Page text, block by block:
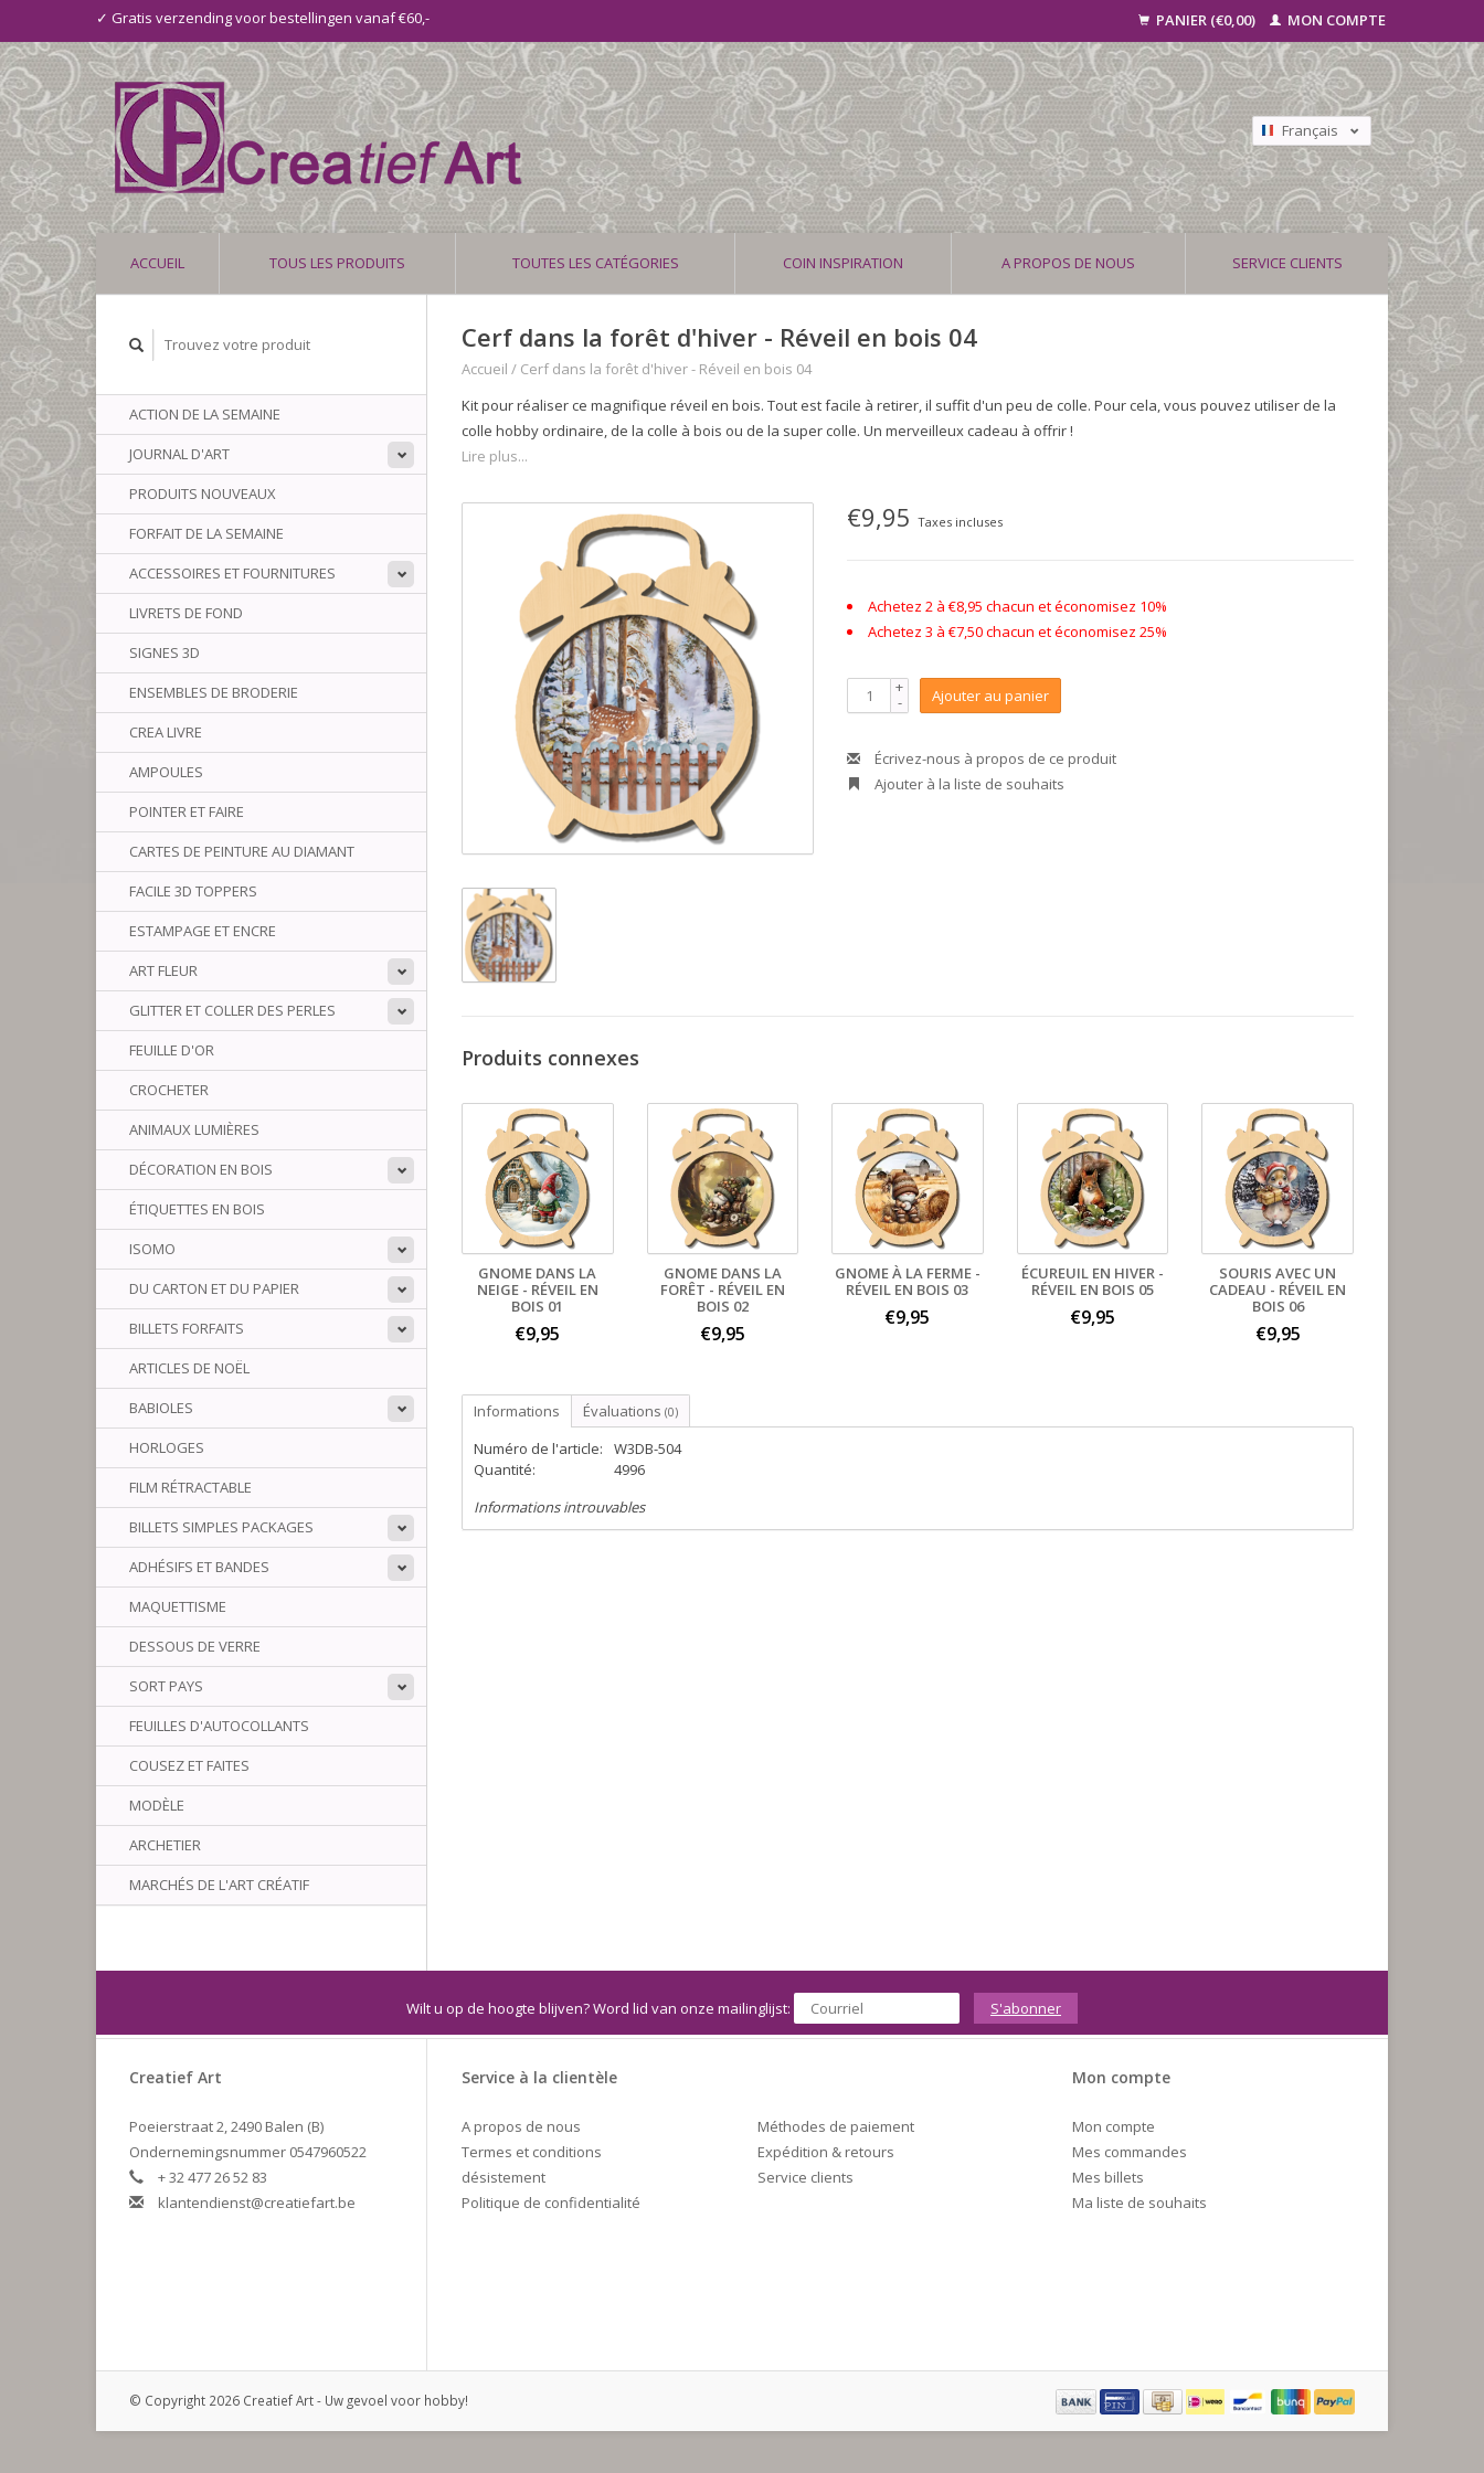
✓ Gratis verzending voor bestellingen vanaf €60,- PANIER (€0,00) MON COMPTE
Français
Nederlands
Deutsch
ACCUEIL TOUS LES PRODUITS TOUTES LES CATÉGORIES COIN INSPIRATION A PROPOS DE NOUS SERVICE CLIENTS
ACTION DE LA SEMAINE
JOURNAL D'ART
PRODUITS NOUVEAUX
FORFAIT DE LA SEMAINE
ACCESSOIRES ET FOURNITURES
LIVRETS DE FOND
SIGNES 3D
ENSEMBLES DE BRODERIE
CREA LIVRE
AMPOULES
POINTER ET FAIRE
CARTES DE PEINTURE AU DIAMANT
FACILE 3D TOPPERS
ESTAMPAGE ET ENCRE
ART FLEUR
GLITTER ET COLLER DES PERLES
FEUILLE D'OR
CROCHETER
ANIMAUX LUMIÈRES
DÉCORATION EN BOIS
ÉTIQUETTES EN BOIS
ISOMO
DU CARTON ET DU PAPIER
BILLETS FORFAITS
ARTICLES DE NOËL
BABIOLES
HORLOGES
FILM RÉTRACTABLE
BILLETS SIMPLES PACKAGES
ADHÉSIFS ET BANDES
MAQUETTISME
DESSOUS DE VERRE
SORT PAYS
FEUILLES D'AUTOCOLLANTS
COUSEZ ET FAITES
MODÈLE
ARCHETIER
MARCHÉS DE L'ART CRÉATIF
Cerf dans la forêt d'hiver - Réveil en bois 04
Accueil / Cerf dans la forêt d'hiver - Réveil en bois 04
Kit pour réaliser ce magnifique réveil en bois. Tout est facile à retirer, il suffit d'un peu de colle. Pour cela, vous pouvez utiliser de la
colle hobby ordinaire, de la colle à bois ou de la super colle. Un merveilleux cadeau à offrir !
Lire plus...
€9,95Taxes incluses
Achetez 2 à €8,95 chacun et économisez 10%
Achetez 3 à €7,50 chacun et économisez 25%
+
- Ajouter au panier
Écrivez-nous à propos de ce produit
Ajouter à la liste de souhaits
Produits connexes
GNOME DANS LA
NEIGE - RÉVEIL EN
BOIS 01
€9,95
GNOME DANS LA
FORÊT - RÉVEIL EN
BOIS 02
€9,95
GNOME À LA FERME -
RÉVEIL EN BOIS 03
€9,95
ÉCUREUIL EN HIVER -
RÉVEIL EN BOIS 05
€9,95
SOURIS AVEC UN
CADEAU - RÉVEIL EN
BOIS 06
€9,95
Informations Évaluations (0)
Numéro de l'article:
W3DB-504
Quantité:
4996
Informations introuvables
Wilt u op de hoogte blijven? Word lid van onze mailinglijst: S'abonner
Creatief Art
Poeierstraat 2, 2490 Balen (B)
Ondernemingsnummer 0547960522
+ 32 477 26 52 83
klantendienst@creatiefart.be
Service à la clientèle
A propos de nous
Termes et conditions
désistement
Politique de confidentialité
Méthodes de paiement
Expédition & retours
Service clients
Mon compte
Mon compte
Mes commandes
Mes billets
Ma liste de souhaits
© Copyright 2026 Creatief Art - Uw gevoel voor hobby!